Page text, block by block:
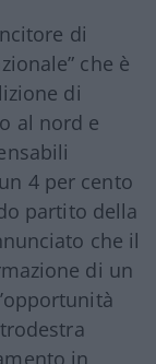
di
che è
di
al nord e
4 per cento
partito della
che il
di un
in